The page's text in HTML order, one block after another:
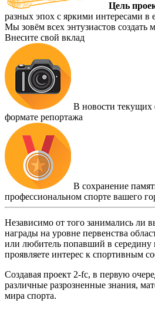
Цель
разных эпох с яркими интересами в
Мы зовём всех энтузиастов создать
Внесите свой вклад
В новости
формате репортажа
В сохранение
профессиональном спорте вашего
Независимо от того занимались ли
награды на уровне первенства
или любитель попавший в середину
проявляете интерес к спортивным
Создавая проект 2-fc, в первую
различные разрозненные знания,
мира спорта.